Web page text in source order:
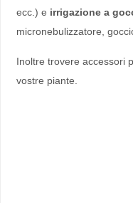
ecc.) e irrigazione a
micronebulizzatore,
Inoltre trovere accessori
vostre piante.